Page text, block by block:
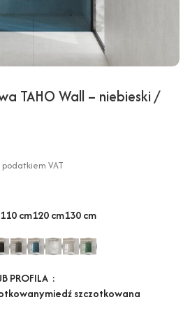
TAHO Wall – niebieski /
podatkiem VAT
110 cm120 cm130 cm
PROFILA
miedź szczotkowana